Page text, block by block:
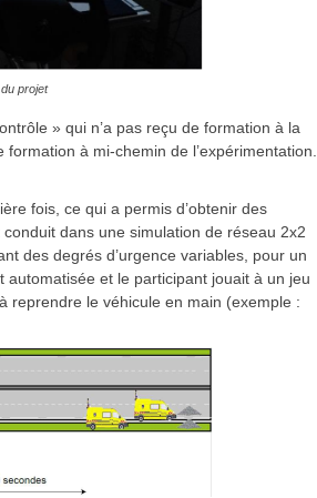
projet
» qui n’a pas reçu de formation à la
à mi-chemin de l’expérimentation.
fois, ce qui a permis d’obtenir des
dans une simulation de réseau 2x2
des degrés d’urgence variables, pour un
automatisée et le participant jouait à un jeu
reprendre le véhicule en main (exemple :